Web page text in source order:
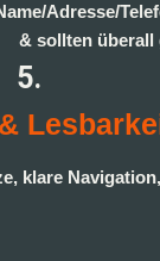
Adresse/
& sollten überall
5.
klare